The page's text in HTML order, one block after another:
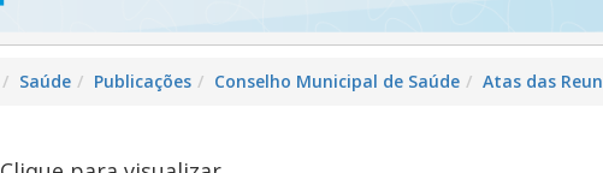
Saúde Publicações Conselho Municipal de Saúde Atas das